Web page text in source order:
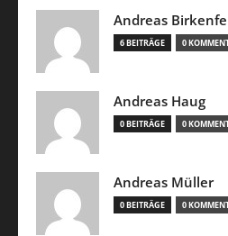
Andreas
6 BEITRÄGE 0
Andreas Haug
0 BEITRÄGE 0
Andreas Müller
0 BEITRÄGE 0